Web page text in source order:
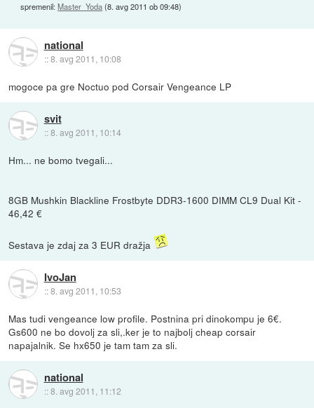
spremenil:Master_Yoda(8. avg 2011 ob 09:48)
national
::8. avg 2011, 10:08
mogoce pa gre Noctuo pod Corsair Vengeance LP
svit
::8. avg 2011, 10:14
Hm... ne bomo tvegali...
8GB Mushkin Blackline Frostbyte DDR3-1600 DIMM CL9 Dual Kit -
46,42 €
Sestava je zdaj za 3 EUR dražja
IvoJan
::8. avg 2011, 10:53
Mas tudi vengeance low profile. Postnina pri dinokompu je 6€.
Gs600 ne bo dovolj za sli,.ker je to najbolj cheap corsair
napajalnik. Se hx650 je tam tam za sli.
national
::8. avg 2011, 11:12